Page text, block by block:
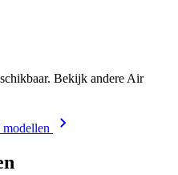
Bekijk andere Air